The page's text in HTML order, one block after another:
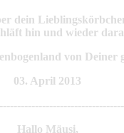
dein
hin und wieder
von Deiner
03. April 2013
Hallo Mäusi,